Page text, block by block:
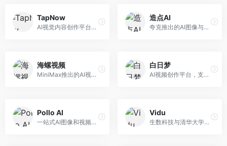
TapNow
AI视觉内容创作平台，整合图像与视频生成能力。面向内容创作者，提供文生图、文生视频、智能编辑等服务，创作工具丰富，一站式体验便捷。
造点AI
夸克推出的AI图像与视频创作平台。面向普通用户和内容创作者，提供文生图、文生视频等功能，操作简便，与夸克生态深度整合。
海螺视频
MiniMax推出的AI视频生成工具，支持高质量视频创作。面向内容创作者，提供文生视频、视频编辑等功能，生成速度快，视频效果自然流畅。
白日梦
AI视频创作平台，支持生成长达50分钟的长视频内容。面向长视频创作者和内容生产者，支持故事视频生成、视频编辑等功能，适合叙事性内容创作。
Pollo AI
一站式AI图像和视频创作平台，整合多种生成工具。面向内容创作者，提供文生图、文生视频、视频编辑等服务，创作工具全面，一站式体验便捷。
Vidu
生数科技与清华大学联合研发的AI视频生成大模型。面向视频创作者和内容生产者，支持文生视频、图生视频，视频质量高，物理运动理解准确，国产视频生成领先工具。